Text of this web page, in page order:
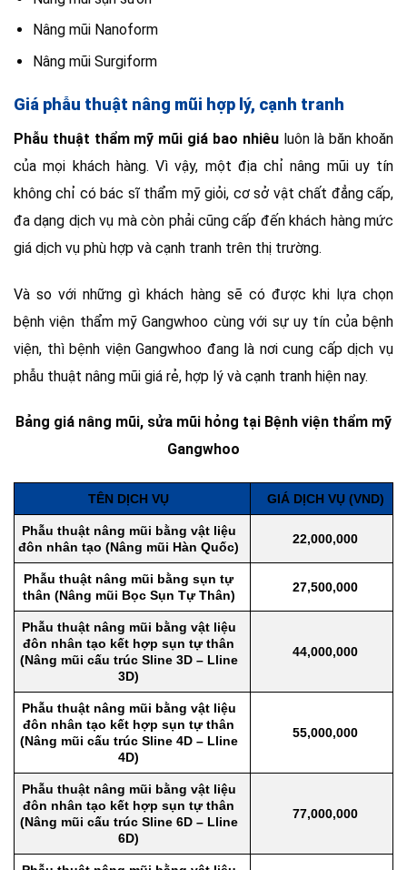
Nâng mũi Nanoform
Nâng mũi Surgiform
Giá phẫu thuật nâng mũi hợp lý, cạnh tranh
Phẫu thuật thẩm mỹ mũi giá bao nhiêuluôn là băn khoăn
của mọi khách hàng. Vì vậy, một địa chỉ nâng mũi uy tín
không chỉ có bác sĩ thẩm mỹ giỏi, cơ sở vật chất đẳng cấp,
đa dạng dịch vụ mà còn phải cũng cấp đến khách hàng mức
giá dịch vụ phù hợp và cạnh tranh trên thị trường.
Và so với những gì khách hàng sẽ có được khi lựa chọn
bệnh viện thẩm mỹ Gangwhoo cùng với sự uy tín của bệnh
viện, thì bệnh viện Gangwhoo đang là nơi cung cấp dịch vụ
phẫu thuật nâng mũi giá rẻ, hợp lý và cạnh tranh hiện nay.
Bảng giá nâng mũi, sửa mũi hỏng tại Bệnh viện thẩm mỹ
Gangwhoo
TÊN DỊCH VỤ GIÁ DỊCH VỤ (VND)
Phẫu thuật nâng mũi bằng vật liệu
đôn nhân tạo (Nâng mũi Hàn Quốc)
22,000,000
Phẫu thuật nâng mũi bằng sụn tự
thân (Nâng mũi Bọc Sụn Tự Thân)
27,500,000
Phẫu thuật nâng mũi bằng vật liệu
đôn nhân tạo kết hợp sụn tự thân
(Nâng mũi cấu trúc Sline 3D – Lline
3D)
44,000,000
Phẫu thuật nâng mũi bằng vật liệu
đôn nhân tạo kết hợp sụn tự thân
(Nâng mũi cấu trúc Sline 4D – Lline
4D)
55,000,000
Phẫu thuật nâng mũi bằng vật liệu
đôn nhân tạo kết hợp sụn tự thân
(Nâng mũi cấu trúc Sline 6D – Lline
6D)
77,000,000